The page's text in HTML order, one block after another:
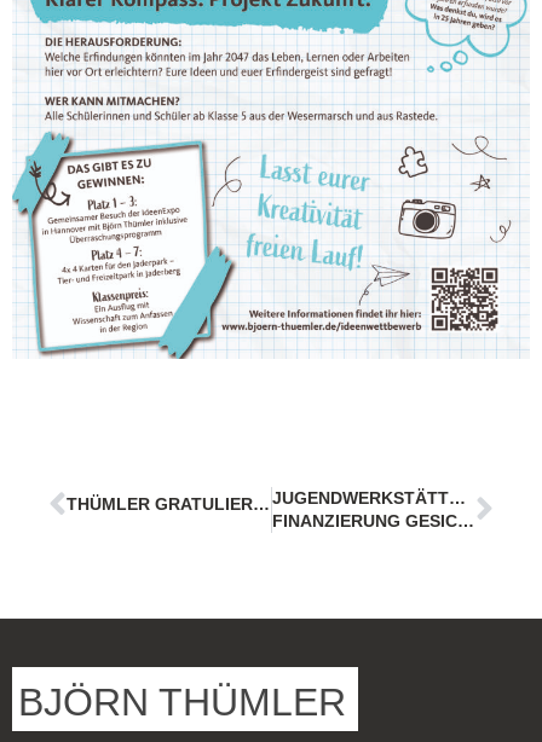
THÜMLER GRATULIERT REDAKTION
JUGENDWERKSTÄTTEN UND PACE:
FINANZIERUNG GESICHERT
BJÖRN THÜMLER